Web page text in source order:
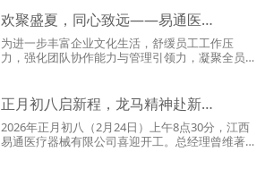
欢聚盛夏，同心致远——易通医…
为进一步丰富企业文化生活，舒缓员工工作压
力，强化团队协作能力与管理引领力，凝聚全员
正月初八启新程，龙马精神赴新…
2026年正月初八（2月24日）上午8点30分，江西
易通医疗器械有限公司喜迎开工。总经理曾维著